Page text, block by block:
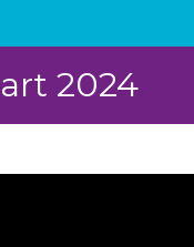
2024